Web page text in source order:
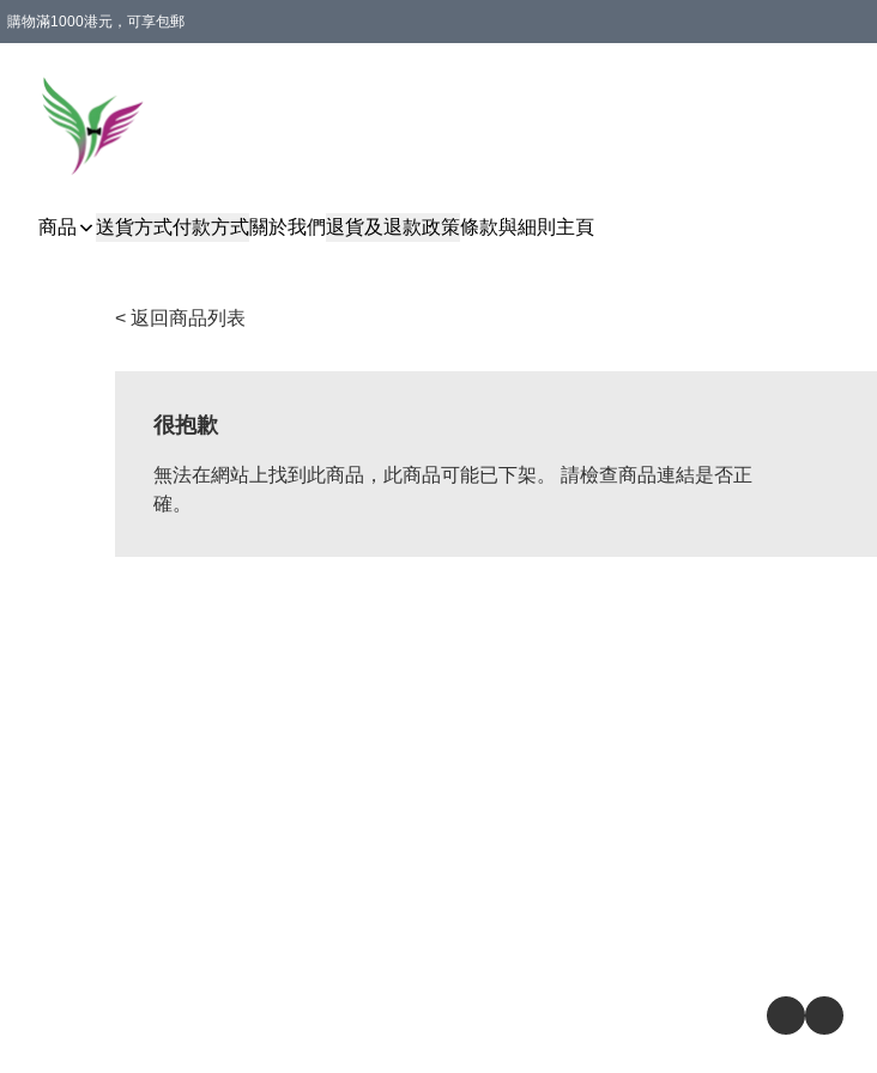
購物滿1000港元，可享包郵
商品 送貨方式付款方式關於我們退貨及退款政策條款與細則 主頁
< 返回商品列表
很抱歉
無法在網站上找到此商品，此商品可能已下架。 請檢查商品連結是否正
確。